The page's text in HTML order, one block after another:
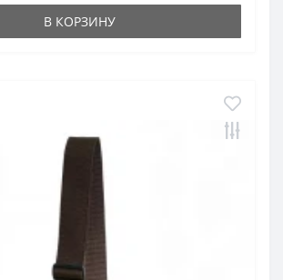
В КОРЗИНУ